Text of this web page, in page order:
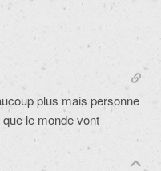
plus mais personne
le monde vont